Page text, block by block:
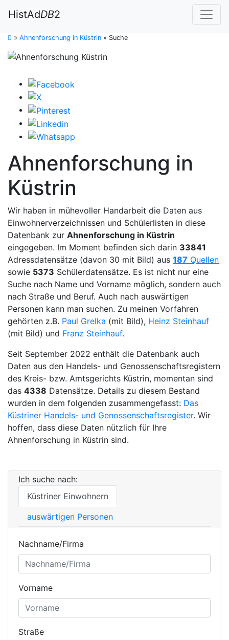
HistAdDB2
» Ahnenforschung in Küstrin » Suche
Ahnenforschung in
Küstrin
Wir haben in mühevoller Handarbeit die Daten aus
Einwohnerverzeichnissen und Schülerlisten in diese
Datenbank zur Ahnenforschung in Küstrin
eingegeben. Im Moment befinden sich darin 33841
Adressdatensätze (davon 30 mit Bild) aus 187 Quellen
sowie 5373 Schülerdatensätze. Es ist nicht nur eine
Suche nach Name und Vorname möglich, sondern auch
nach Straße und Beruf. Auch nach auswärtigen
Personen kann man suchen. Zu meinen Vorfahren
gehörten z.B. Paul Grelka (mit Bild), Heinz Steinhauf
(mit Bild) und Franz Steinhauf.
Seit September 2022 enthält die Datenbank auch
Daten aus den Handels- und Genossenschaftsregistern
des Kreis- bzw. Amtsgerichts Küstrin, momentan sind
das 4338 Datensätze. Details zu diesem Bestand
wurden in dem folgenden zusammengefasst: Das
Küstriner Handels- und Genossenschaftsregister. Wir
hoffen, dass diese Daten nützlich für Ihre
Ahnenforschung in Küstrin sind.
Ich suche nach:
Küstriner Einwohnern
auswärtigen Personen
Nachname/Firma
Vorname
Straße